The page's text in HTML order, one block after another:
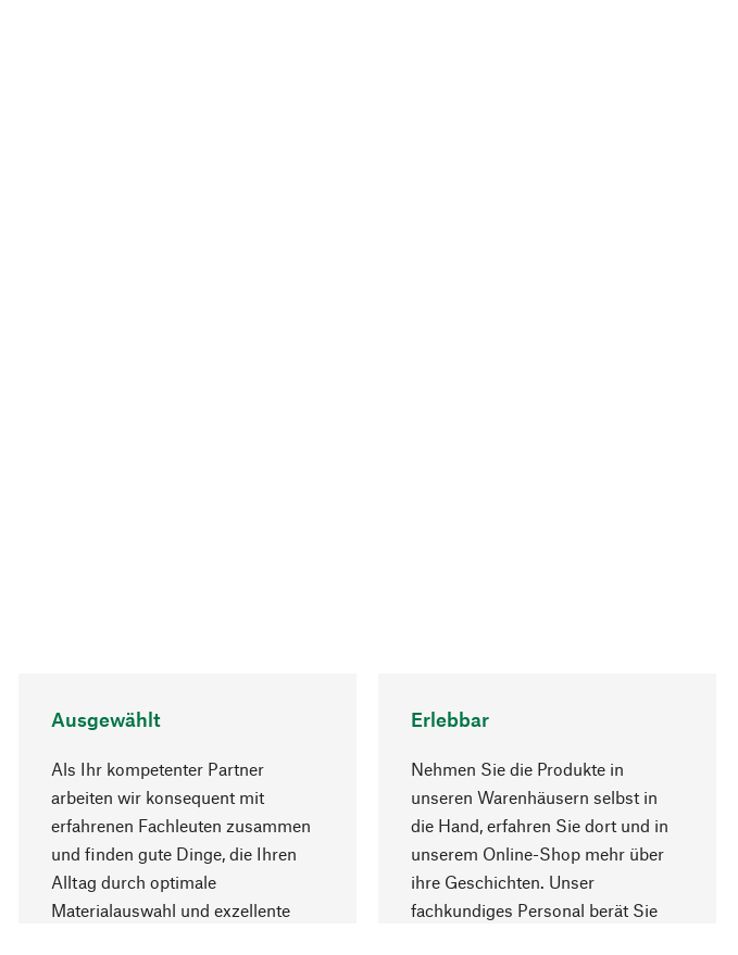
Ausgewählt
Als Ihr kompetenter Partner
arbeiten wir konsequent mit
erfahrenen Fachleuten zusammen
und finden gute Dinge, die Ihren
Alltag durch optimale
Materialauswahl und exzellente
Erlebbar
Nehmen Sie die Produkte in
unseren Warenhäusern selbst in
die Hand, erfahren Sie dort und in
unserem Online-Shop mehr über
ihre Geschichten. Unser
fachkundiges Personal berät Sie